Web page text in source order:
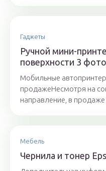
Гаджеты
Ручной мини-
поверхности 3
Мобильные
продажеНесмотря на
направление, в
Мебель
Чернила и тонер